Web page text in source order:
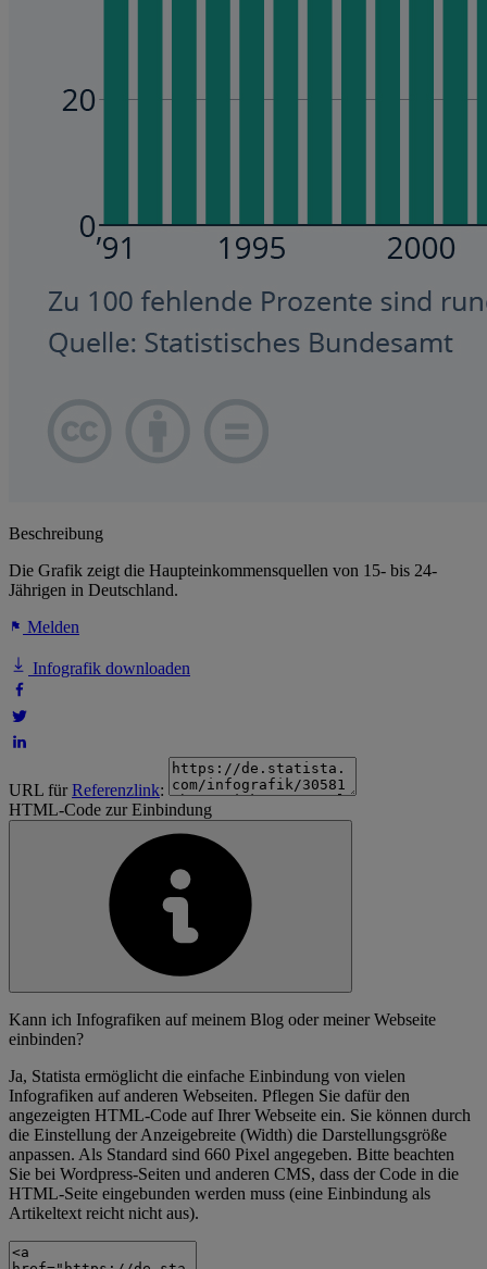
Beschreibung
Die Grafik zeigt die Haupteinkommensquellen von 15- bis 24-
Jährigen in Deutschland.
Melden
Infografik downloaden
URL fürReferenzlink:
HTML-Code zur Einbindung
Kann ich Infografiken auf meinem Blog oder meiner Webseite
einbinden?
Ja, Statista ermöglicht die einfache Einbindung von vielen
Infografiken auf anderen Webseiten. Pflegen Sie dafür den
angezeigten HTML-Code auf Ihrer Webseite ein. Sie können durch
die Einstellung der Anzeigebreite (Width) die Darstellungsgröße
anpassen. Als Standard sind 660 Pixel angegeben. Bitte beachten
Sie bei Wordpress-Seiten und anderen CMS, dass der Code in die
HTML-Seite eingebunden werden muss (eine Einbindung als
Artikeltext reicht nicht aus).